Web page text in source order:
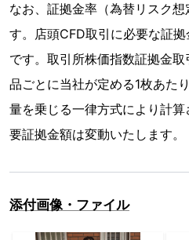
なお、証拠金率（為替リスク
す。店頭CFD取引に必要な証
です。取引所株価指数証拠金
品ごとに当社が定める1枚あた
量を乗じる一律方式により計
要証拠金額は変動いたします。
添付画像・ファイル